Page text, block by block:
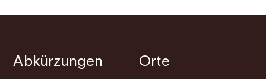
Abkürzungen Orte